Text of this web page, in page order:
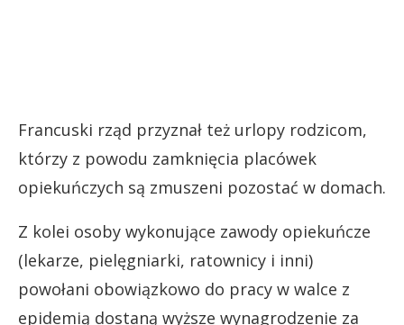
Francuski rząd przyznał też urlopy rodzicom,
którzy z powodu zamknięcia placówek
opiekuńczych są zmuszeni pozostać w domach.
Z kolei osoby wykonujące zawody opiekuńcze
(lekarze, pielęgniarki, ratownicy i inni)
powołani obowiązkowo do pracy w walce z
epidemią dostaną wyższe wynagrodzenie za